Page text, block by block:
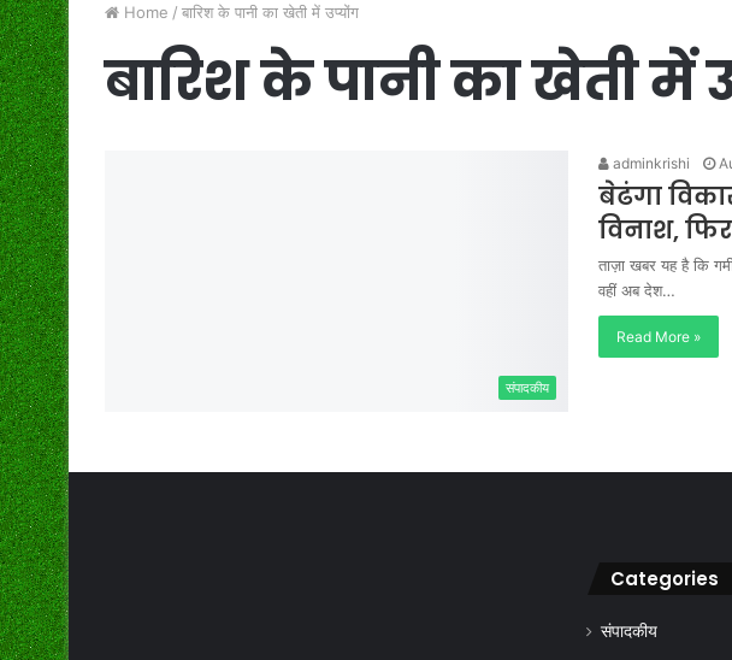
Home / बारिश के पानी का खेती में उप्योंग
बारिश के पानी का खेती में
संपादकीय
adminkrishi
बेढंगा
विनाश,
ताज़ा खबर यह है कि
वहीं अब देश…
Read More »
Categories
संपादकीय